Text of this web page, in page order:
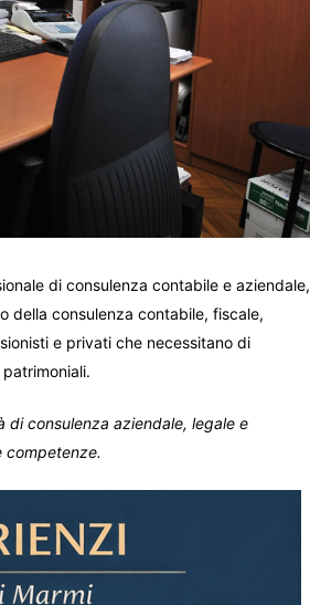
di consulenza contabile e aziendale,
della consulenza contabile, fiscale,
e privati che necessitano di
di consulenza aziendale, legale e
competenze.